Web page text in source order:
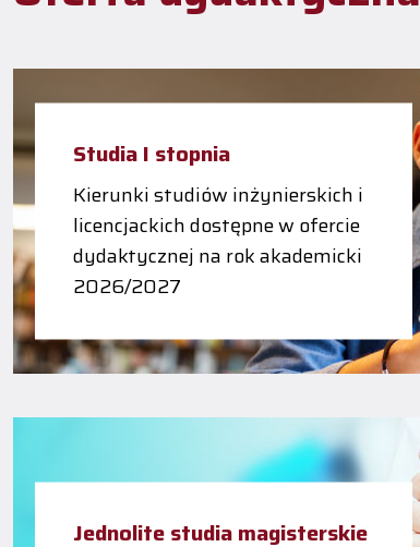
Studia I stopnia
Kierunki studiów inżynierskich i
licencjackich dostępne w ofercie
dydaktycznej na rok akademicki
2026/2027
Jednolite studia magisterskie